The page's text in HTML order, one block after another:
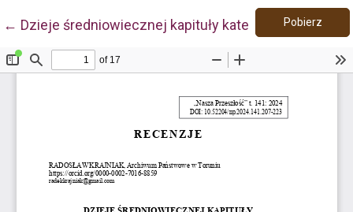
← Wróć do szczegółów artykułu
Dzieje średniowiecznej kapituły katedralnej we
Pobierz